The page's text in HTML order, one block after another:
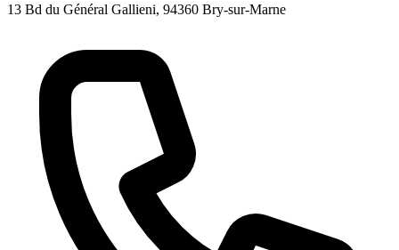
13 Bd du Général Gallieni, 94360 Bry-sur-Marne